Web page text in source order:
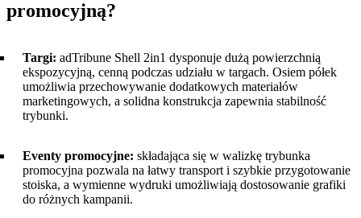
promocyjną?
Targi: adTribune Shell 2in1 dysponuje dużą powierzchnią
ekspozycyjną, cenną podczas udziału w targach. Osiem półek
umożliwia przechowywanie dodatkowych materiałów
marketingowych, a solidna konstrukcja zapewnia stabilność
trybunki.
Eventy promocyjne: składająca się w walizkę trybunka
promocyjna pozwala na łatwy transport i szybkie przygotowanie
stoiska, a wymienne wydruki umożliwiają dostosowanie grafiki
do różnych kampanii.